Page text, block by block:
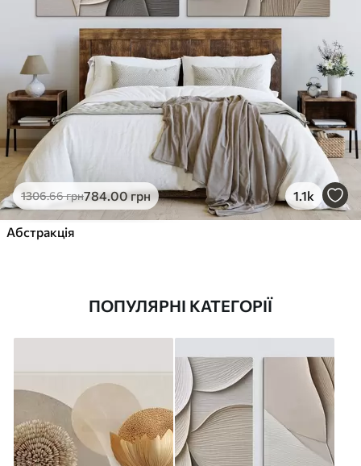
1306.66грн784.00грн 1.1k
Абстракція
ПОПУЛЯРНІ КАТЕГОРІЇ